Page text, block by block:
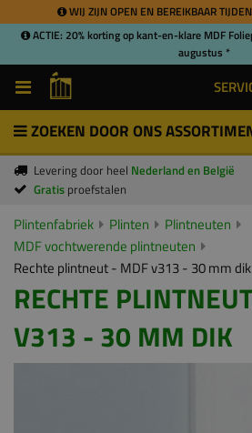
WIJ ZIJN OPEN EN BEREIKBAAR
ACTIE: 20% korting op kant-en-klare MDF
augustus *
ZOEKEN DOOR ONS
Levering door heel Nederland en België
Gratis proefstalen
Plintenfabriek Plinten
Plintneuten
MDF vochtwerende plintneuten
Rechte plintneut - MDF v313 - 30 mm dik
RECHTE
V313 - 30 MM DIK